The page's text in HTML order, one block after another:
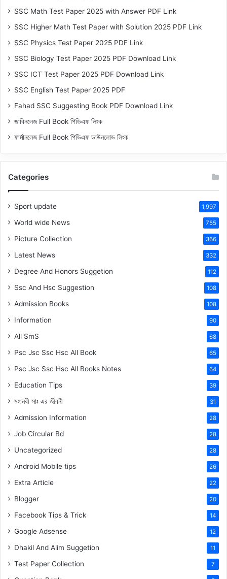
SSC Math Test Paper 2025 with Answer PDF Link
SSC Higher Math Test Paper with Solution 2025 PDF Link
SSC Physics Test Paper 2025 PDF Link
SSC Biology Test Paper 2025 PDF Download Link
SSC ICT Test Paper 2025 PDF Download Link
SSC English Test Paper 2025 PDF
Fahad SSC Suggesting Book PDF Download Link
জাবিনলেজ Full Book পিডিএফ লিংক
ফার্মানলেজ Full Book পিডিএফ ডাউনলোড লিংক
Categories
Sport update 1,997
World wide News 755
Picture Collection 366
Latest News 332
Degree And Honors Suggetion 112
Ssc And Hsc Suggestion 108
Admission Books 108
Information 90
All SmS 68
Psc Jsc Ssc Hsc All Book 65
Psc Jsc Ssc Hsc All Books Notes 64
Education Tips 39
মহানবী সাঃ এর জীবনী 31
Admission Information 28
Job Circular Bd 28
Uncategorized 28
Android Mobile tips 26
Extra Article 22
Blogger 20
Facebook Tips & Trick 14
Google Adsense 12
Dhakil And Alim Suggetion 11
Test Paper Collection 7